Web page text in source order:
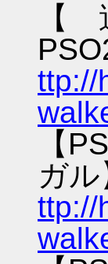
【
ttp://
【
ガル
ttp://